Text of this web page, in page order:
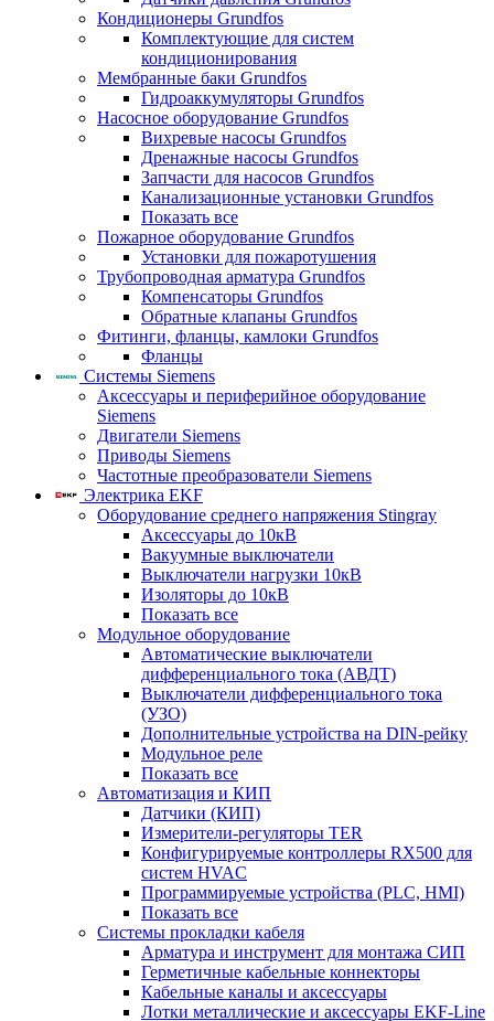
Кондиционеры Grundfos
Комплектующие для систем
кондиционирования
Мембранные баки Grundfos
Гидроаккумуляторы Grundfos
Насосное оборудование Grundfos
Вихревые насосы Grundfos
Дренажные насосы Grundfos
Запчасти для насосов Grundfos
Канализационные установки Grundfos
Показать все
Пожарное оборудование Grundfos
Установки для пожаротушения
Трубопроводная арматура Grundfos
Компенсаторы Grundfos
Обратные клапаны Grundfos
Фитинги, фланцы, камлоки Grundfos
Фланцы
Системы Siemens
Аксессуары и периферийное оборудование
Siemens
Двигатели Siemens
Приводы Siemens
Частотные преобразователи Siemens
Электрика EKF
Оборудование среднего напряжения Stingray
Аксессуары до 10кВ
Вакуумные выключатели
Выключатели нагрузки 10кВ
Изоляторы до 10кВ
Показать все
Модульное оборудование
Автоматические выключатели
дифференциального тока (АВДТ)
Выключатели дифференциального тока
(УЗО)
Дополнительные устройства на DIN-рейку
Модульное реле
Показать все
Автоматизация и КИП
Датчики (КИП)
Измерители-регуляторы TER
Конфигурируемые контроллеры RX500 для
систем HVAC
Программируемые устройства (PLC, HMI)
Показать все
Системы прокладки кабеля
Арматура и инструмент для монтажа СИП
Герметичные кабельные коннекторы
Кабельные каналы и аксессуары
Лотки металлические и аксессуары EKF-Line